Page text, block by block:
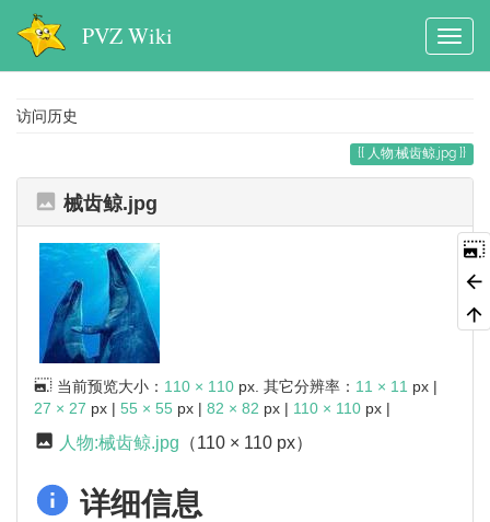
PVZ Wiki
访问历史
人物:械齿鲸.jpg
械齿鲸.jpg
当前预览大小： 110 × 110px. 其它分辨率： 11 × 11 px |
27 × 27 px | 55 × 55 px | 82 × 82 px | 110 × 110 px |
人物:械齿鲸.jpg （110 × 110 px）
详细信息